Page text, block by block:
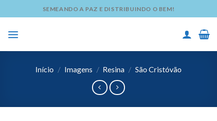
to
content
SEMEANDO A PAZ E DISTRIBUINDO O BEM!
Início / Imagens / Resina / São Cristóvão